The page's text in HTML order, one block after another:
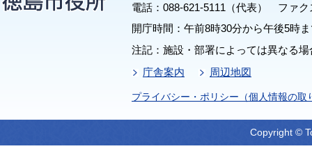
電話：088-621-5111（代表） ファク
開庁時間：午前8時30分から午後5時
注記：施設・部署によっては異なる
庁舎案内
周辺地図
プライバシー・ポリシー（個人情報の取
Copyright ©